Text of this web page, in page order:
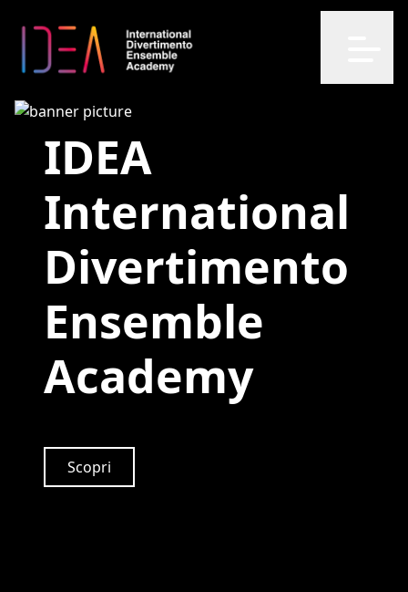
IDEA
International
Divertimento
Ensemble
Academy
Scopri